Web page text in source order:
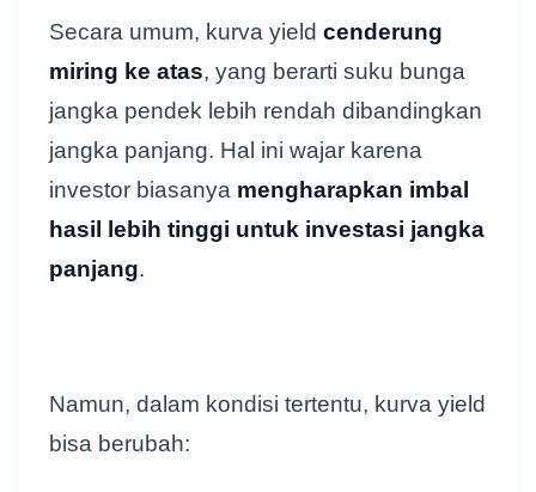
Secara umum, kurva yield cenderung
miring ke atas, yang berarti suku bunga
jangka pendek lebih rendah dibandingkan
jangka panjang. Hal ini wajar karena
investor biasanya mengharapkan imbal
hasil lebih tinggi untuk investasi jangka
panjang.
Namun, dalam kondisi tertentu, kurva yield
bisa berubah: